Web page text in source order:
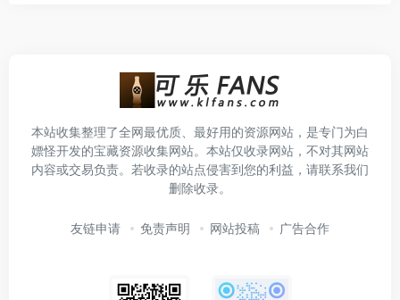
本站收集整理了全网最优质、最好用的资源网站，是专门为白
嫖怪开发的宝藏资源收集网站。本站仅收录网站，不对其网站
内容或交易负责。若收录的站点侵害到您的利益，请联系我们
删除收录。
友链申请 免责声明 网站投稿 广告合作